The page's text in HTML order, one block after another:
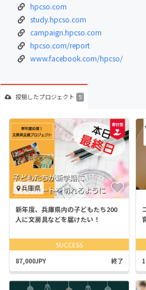
hpcso.com
study.hpcso.com
campaign.hpcso.com
hpcso.com/report
www.facebook.com/hpcso/
投稿したプロジェクト 5
兵庫県
新年度、兵庫県内の子どもたち200
人に文房具などを届けたい！
SUCCESS
87,000JPY 終了